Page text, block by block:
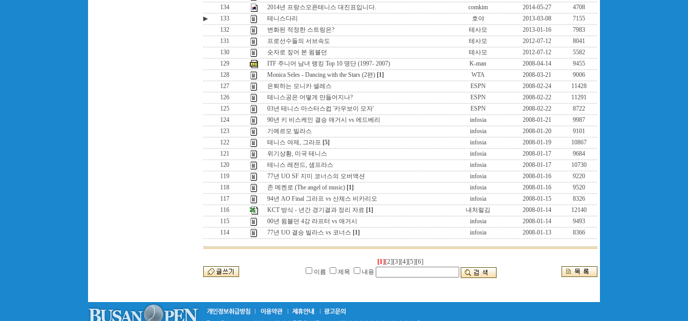
134
2014년 프랑스오픈테니스 대진표입니다. comkim 2014-05-27
4708
▶
133 테니스다리 호야 2013-03-08
7155
132
변화된 적정한 스트링은? 테사모 2013-01-16
7983
131
프로선수들의 서브속도 테사모 2012-07-12
8041
130
숫자로 짚어 본 윔블던 테사모 2012-07-12
5582
129
ITF 주니어 남녀 랭킹 Top 10 명단 (1997- 2007) K-man 2008-04-14
9455
128
Monica Seles - Dancing with the Stars (2편) [1] WTA 2008-03-21
9006
127
은퇴하는 모니카 셀레스 ESPN 2008-02-24
11428
126
테니스공은 어떻게 만들어지나? ESPN 2008-02-22
11291
125
03년 테니스 마스터스컵 '카우보이 모자' ESPN 2008-02-22
8722
124
90년 키 비스케인 결승 애거시 vs 에드베리 infosia 2008-01-21
9987
123
기예르모 빌라스 infosia 2008-01-20
9101
122
테니스 여제, 그라프 [5] infosia 2008-01-19
10867
121
위기상황, 미국 테니스 infosia 2008-01-17
9684
120
테니스 레전드, 샘프라스 infosia 2008-01-17
10730
119
77년 UO SF 지미 코너스의 오버액션 infosia 2008-01-16
9220
118
존 메켄로 (The angel of music) [1] infosia 2008-01-16
9520
117
94년 AO Final 그라프 vs 산체스 비카리오 infosia 2008-01-15
8326
116
KCT 방식 - 년간 경기결과 정리 자료 [1] 내처럴김 2008-01-14
12140
115
00년 윔블던 4강 라프터 vs 애거시 infosia 2008-01-14
9493
114
77년 UO 결승 빌라스 vs 코너스 [1] infosia 2008-01-13 8366
[1][2][3][4][5][6]
이름 제목 내용